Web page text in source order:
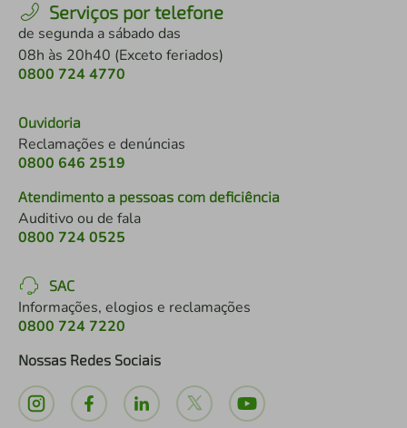
Serviços por telefone
de segunda a sábado das
08h às 20h40 (Exceto feriados)
0800 724 4770
Ouvidoria
Reclamações e denúncias
0800 646 2519
Atendimento a pessoas com deficiência
Auditivo ou de fala
0800 724 0525
SAC
Informações, elogios e reclamações
0800 724 7220
Nossas Redes Sociais